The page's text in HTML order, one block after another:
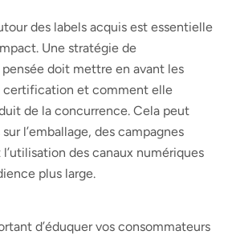
des labels acquis est essentielle
Une stratégie de
doit mettre en avant les
certification et comment elle
de la concurrence. Cela peut
l’emballage, des campagnes
des canaux numériques
plus large.
d’éduquer vos consommateurs